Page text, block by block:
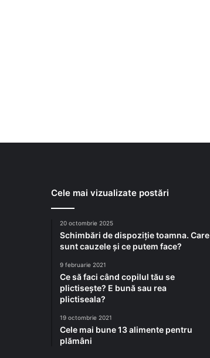
Cele mai vizualizate postări
20 octombrie 2025
Schimbări de dispoziție toamna. Care
sunt cauzele și ce putem face?
9 februarie 2021
Ce să faci când copilul tău se
plictisește? E bună sau rea
plictiseala?
19 octombrie 2021
Cele mai bune 13 alimente pentru
plămâni